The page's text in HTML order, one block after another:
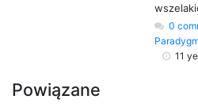
0
11
Powiązane